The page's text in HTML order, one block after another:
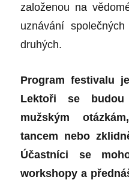
založenou na
uznávání
druhých.
Program festivalu
Lektoři se
mužským
tancem nebo
Účastníci se
workshopy a